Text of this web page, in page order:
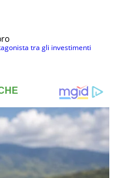
tra gli investimenti